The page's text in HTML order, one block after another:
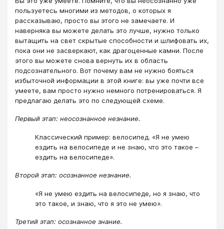
пользуетесь многими из методов, о которых я
рассказываю, просто вы этого не замечаете. И
наверняка вы можете делать это лучше, нужно только
вытащить на свет скрытые способности и шлифовать их,
пока они не засверкают, как драгоценные камни. После
этого вы можете снова вернуть их в область
подсознательного. Вот почему вам не нужно бояться
избыточной информации в этой книге: вы уже почти все
умеете, вам просто нужно немного потренироваться. Я
предлагаю делать это по следующей схеме.
Первый этап: неосознанное незнание.
Классический пример: велосипед. «Я не умею
ездить на велосипеде и не знаю, что это такое –
ездить на велосипеде».
Второй этап: осознанное незнание.
«Я не умею ездить на велосипеде, но я знаю, что
это такое, и знаю, что я это не умею».
Третий этап: осознанное знание.